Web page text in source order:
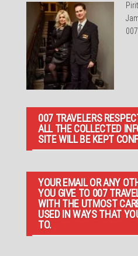
007 TRAVELERS
ALL THE COLLECTED
SITE WILL BE KEPT
YOUR EMAIL OR ANY
YOU GIVE TO 007
WITH THE UTMOST
USED IN WAYS THAT
TO.